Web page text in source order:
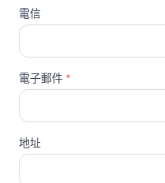
電信
電子郵件 *
地址